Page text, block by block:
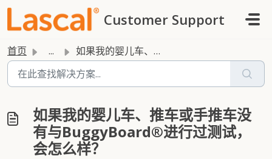
Customer Support
首页 ... 如果我的婴儿车、推车或手推车没有与BuggyBoard®进行过测试，会怎么样？
如果我的婴儿车、推车或手推车没
有与BuggyBoard®进行过测试，
会怎么样？